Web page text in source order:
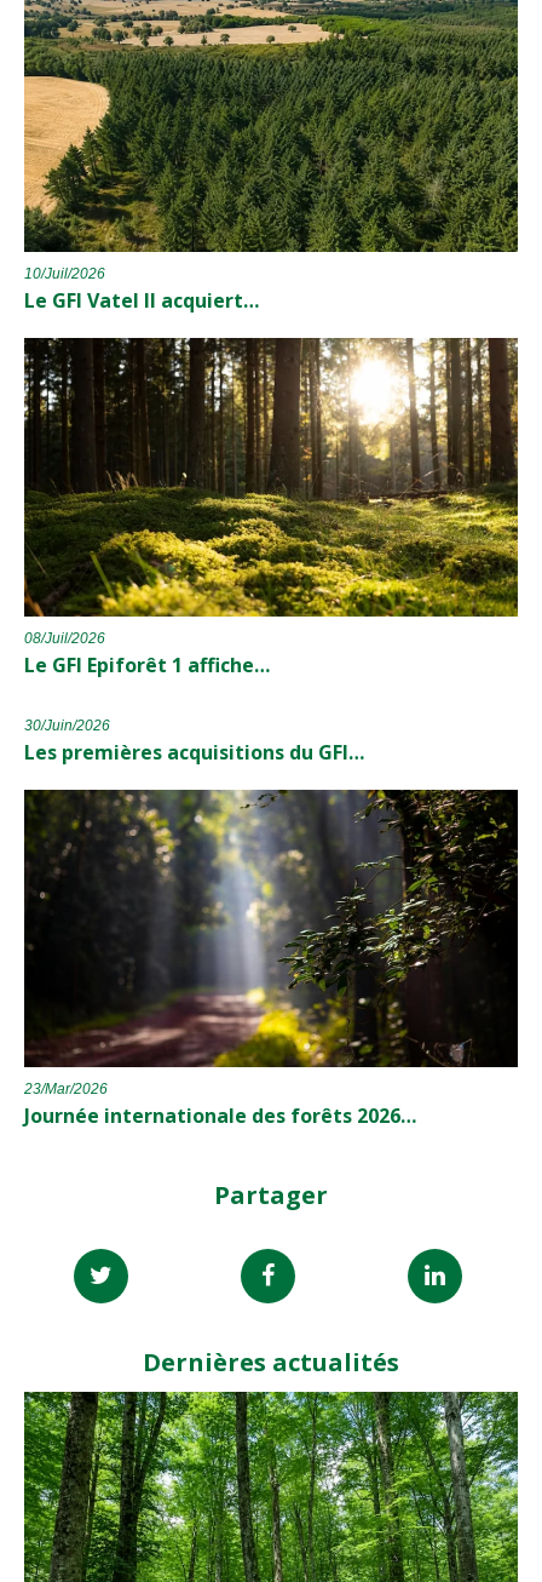
10/Juil/2026
Le GFI Vatel II acquiert…
08/Juil/2026
Le GFI Epiforêt 1 affiche…
30/Juin/2026
Les premières acquisitions du GFI…
23/Mar/2026
Journée internationale des forêts 2026…
Partager
Dernières actualités